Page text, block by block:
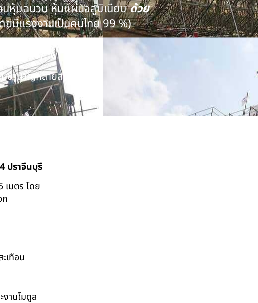
านหุ้มฉนวน หุ้มแผ่นอลูมิเนียมด้วย
ยมีแรงงานเป็นคนไทย 99 %)
มงานคุณภาพ
ชำนาญหลายสิบปี
ปราจีนบุรี
มตร โดย
ก
เทือน
านโมดูล